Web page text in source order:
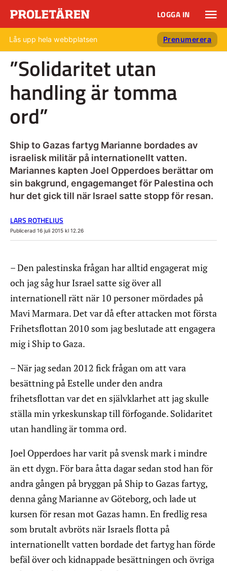
LOGGA IN
Lås upp hela webbplatsen Prenumerera
”Solidaritet utan
handling är tomma
ord”
Ship to Gazas fartyg Marianne bordades av
israelisk militär på internationellt vatten.
Mariannes kapten Joel Opperdoes berättar om
sin bakgrund, engagemanget för Palestina och
hur det gick till när Israel satte stopp för resan.
LARS ROTHELIUS
Publicerad 16 juli 2015 kl 12.26
– Den palestinska frågan har alltid engagerat mig
och jag såg hur Israel satte sig över all
internationell rätt när 10 personer mördades på
Mavi Marmara. Det var då efter attacken mot första
Frihetsflottan 2010 som jag beslutade att engagera
mig i Ship to Gaza.
– När jag sedan 2012 fick frågan om att vara
besättning på Estelle under den andra
frihetsflottan var det en självklarhet att jag skulle
ställa min yrkeskunskap till förfogande. Solidaritet
utan handling är tomma ord.
Joel Opperdoes har varit på svensk mark i mindre
än ett dygn. För bara åtta dagar sedan stod han för
andra gången på bryggan på Ship to Gazas fartyg,
denna gång Marianne av Göteborg, och lade ut
kursen för resan mot Gazas hamn. En fredlig resa
som brutalt avbröts när Israels flotta på
internationellt vatten bordade det fartyg han förde
befäl över och kidnappade besättningen och övriga